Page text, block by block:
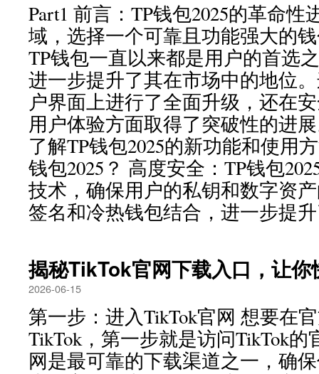
Part1 前言：TP钱包2025的革命性
域，选择一个可靠且功能强大的
TP钱包一直以来都是用户的首选
进一步提升了其在市场中的地位
户界面上进行了全面升级，还在
用户体验方面取得了突破性的进
了解TP钱包2025的新功能和使用
钱包2025？ 高度安全：TP钱包
技术，确保用户的私钥和数字资
签名和冷热钱包结合，进一步提
揭秘TikTok官网下载入口，让你
2026-06-15
第一步：进入TikTok官网 想要在
TikTok，第一步就是访问TikTok的
网是最可靠的下载渠道之一，确